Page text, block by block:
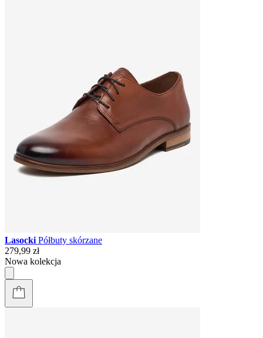
Lasocki Półbuty skórzane
279,99 zł
Nowa kolekcja